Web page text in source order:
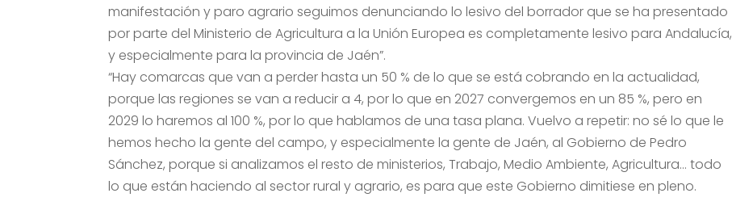
manifestación y paro agrario seguimos denunciando lo lesivo del borrador que se ha presentado
por parte del Ministerio de Agricultura a la Unión Europea es completamente lesivo para Andalucía,
y especialmente para la provincia de Jaén”.
“Hay comarcas que van a perder hasta un 50 % de lo que se está cobrando en la actualidad,
porque las regiones se van a reducir a 4, por lo que en 2027 convergemos en un 85 %, pero en
2029 lo haremos al 100 %, por lo que hablamos de una tasa plana. Vuelvo a repetir: no sé lo que le
hemos hecho la gente del campo, y especialmente la gente de Jaén, al Gobierno de Pedro
Sánchez, porque si analizamos el resto de ministerios, Trabajo, Medio Ambiente, Agricultura… todo
lo que están haciendo al sector rural y agrario, es para que este Gobierno dimitiese en pleno.